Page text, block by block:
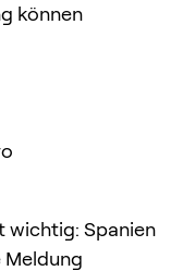
können
wichtig: Spanien